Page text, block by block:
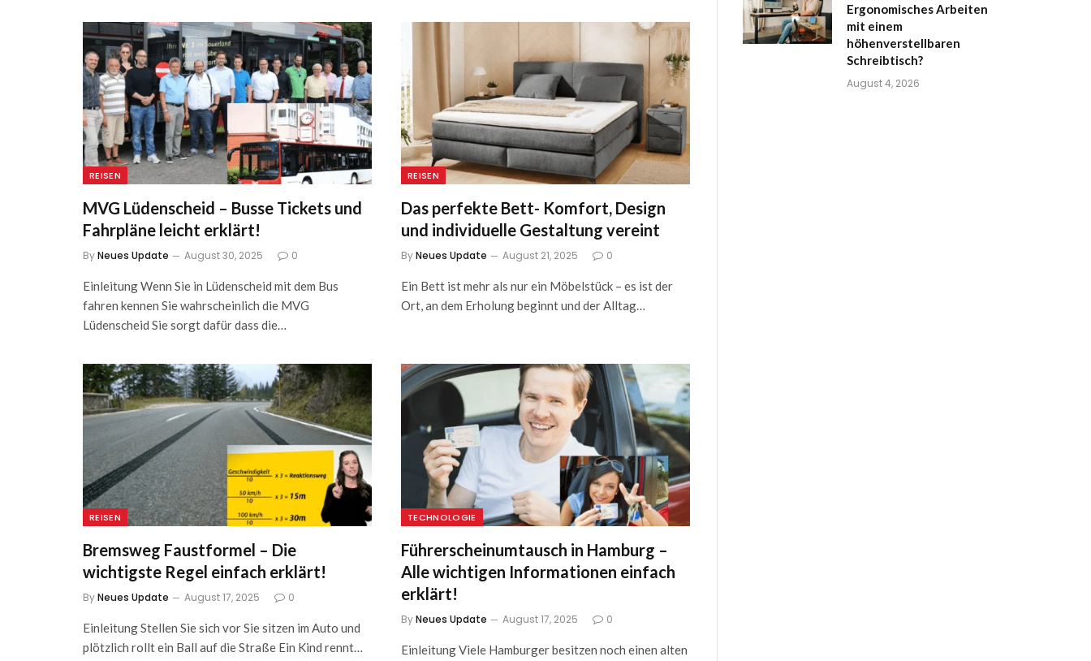
REISEN
MVG Lüdenscheid – Busse Tickets und
Fahrpläne leicht erklärt!
ByNeues Update August 30, 2025 0
Einleitung Wenn Sie in Lüdenscheid mit dem Bus
fahren kennen Sie wahrscheinlich die MVG
Lüdenscheid Sie sorgt dafür dass die…
REISEN
Das perfekte Bett- Komfort, Design
und individuelle Gestaltung vereint
ByNeues Update August 21, 2025 0
Ein Bett ist mehr als nur ein Möbelstück – es ist der
Ort, an dem Erholung beginnt und der Alltag…
REISEN
Bremsweg Faustformel – Die
wichtigste Regel einfach erklärt!
ByNeues Update August 17, 2025 0
Einleitung Stellen Sie sich vor Sie sitzen im Auto und
plötzlich rollt ein Ball auf die Straße Ein Kind rennt…
TECHNOLOGIE
Führerscheinumtausch in Hamburg –
Alle wichtigen Informationen einfach
erklärt!
ByNeues Update August 17, 2025 0
Einleitung Viele Hamburger besitzen noch einen alten
Ergonomisches Arbeiten
mit einem
höhenverstellbaren
Schreibtisch?
August 4, 2026